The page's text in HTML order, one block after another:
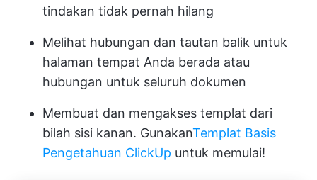
tindakan tidak pernah hilang
Melihat hubungan dan tautan balik untuk
halaman tempat Anda berada atau
hubungan untuk seluruh dokumen
Membuat dan mengakses templat dari
bilah sisi kanan. GunakanTemplat Basis
Pengetahuan ClickUp untuk memulai!